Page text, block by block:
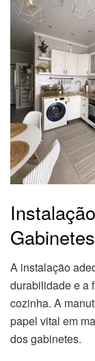
A instalação
durabilidade e a
cozinha. A
papel vital em
dos gabinetes.